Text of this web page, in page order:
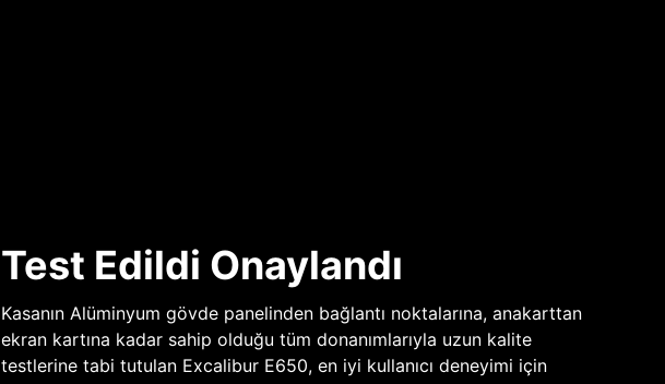
Test Edildi Onaylandı
Kasanın Alüminyum gövde panelinden bağlantı noktalarına, anakarttan
ekran kartına kadar sahip olduğu tüm donanımlarıyla uzun kalite
testlerine tabi tutulan Excalibur E650, en iyi kullanıcı deneyimi için